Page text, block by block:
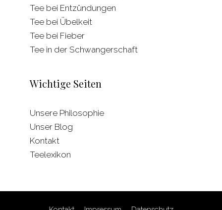
Tee bei Entzündungen
Tee bei Übelkeit
Tee bei Fieber
Tee in der Schwangerschaft
Wichtige Seiten
Unsere Philosophie
Unser Blog
Kontakt
Teelexikon